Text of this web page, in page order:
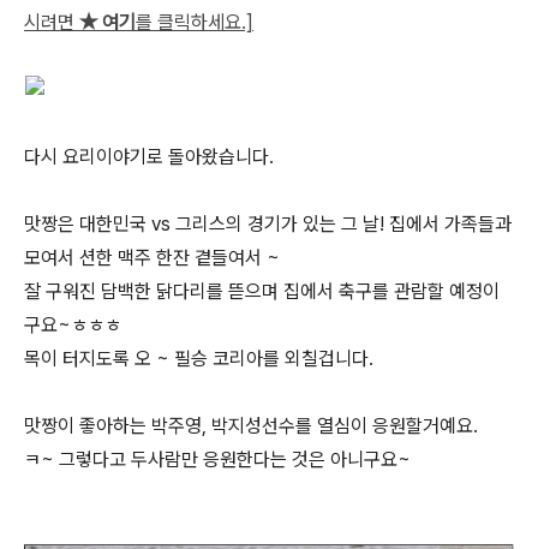
시려면 ★ 여기 를 클릭하세요.]
다시 요리이야기로 돌아왔습니다.
맛짱은 대한민국 vs 그리스의 경기가 있는 그 날! 집에서 가족들과
모여서 션한 맥주 한잔 곁들여서 ~
잘 구워진 담백한 닭다리를 뜯으며 집에서 축구를 관람할 예정이
구요~ㅎㅎㅎ
목이 터지도록 오 ~ 필승 코리아를 외칠겁니다.
맛짱이 좋아하는 박주영, 박지성선수를 열심이 응원할거예요.
ㅋ~ 그렇다고 두사람만 응원한다는 것은 아니구요~